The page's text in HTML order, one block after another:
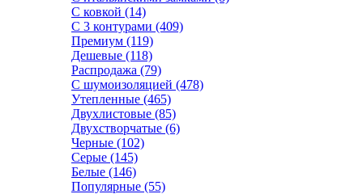
С ковкой (14)
С 3 контурами (409)
Премиум (119)
Дешевые (118)
Распродажа (79)
С шумоизоляцией (478)
Утепленные (465)
Двухлистовые (85)
Двухстворчатые (6)
Черные (102)
Серые (145)
Белые (146)
Популярные (55)